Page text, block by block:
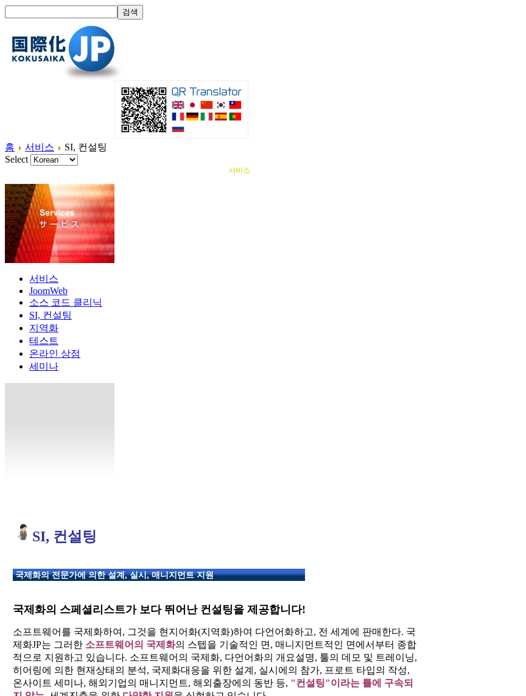
홈 서비스
SI, 컨설팅
Select
서비스
서비스
JoomWeb
소스 코드 클리닉
SI, 컨설팅
지역화
테스트
온라인 상점
세미나
SI, 컨설팅
국제화의 전문가에 의한 설계, 실시, 매니지먼트 지원
국제화의 스페셜리스트가 보다 뛰어난 컨설팅을 제공합니다!
소프트웨어를 국제화하여, 그것을 현지어화(지역화)하여 다언어화하고, 전 세계에 판매한다. 국
제화JP는 그러한 소프트웨어의 국제화의 스텝을 기술적인 면, 매니지먼트적인 면에서부터 종합
적으로 지원하고 있습니다. 소프트웨어의 국제화, 다언어화의 개요설명, 툴의 데모 및 트레이닝,
히어링에 의한 현재상태의 분석, 국제화대응을 위한 설계, 실시에의 참가, 프로트 타입의 작성,
온사이트 세미나, 해외기업의 매니지먼트, 해외출장에의 동반 등, "컨설팅"이라는 틀에 구속되